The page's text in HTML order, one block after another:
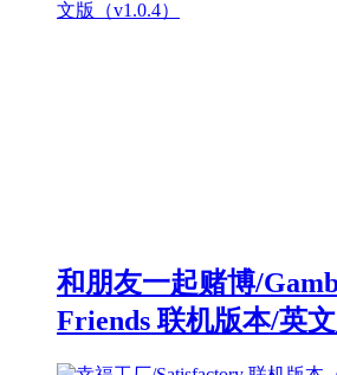
和朋友一起赌博/
Friends 联机版本/英文